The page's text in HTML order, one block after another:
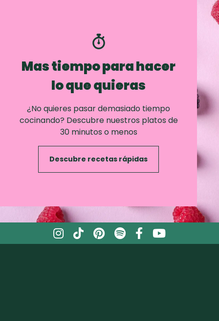
Mas tiempo para hacer
lo que quieras
¿No quieres pasar demasiado tiempo
cocinando? Descubre nuestros platos de
30 minutos o menos
Descubre recetas rápidas